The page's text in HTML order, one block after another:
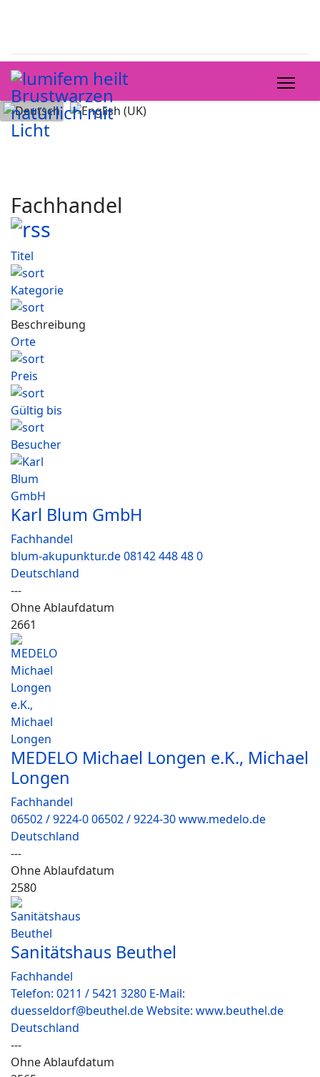
Sprache auswählen
Fachhandel
Titel
Kategorie
Beschreibung
Orte
Preis
Gültig bis
Besucher
Karl Blum GmbH
Fachhandel
blum-akupunktur.de 08142 448 48 0
Deutschland
---
Ohne Ablaufdatum
2661
MEDELO Michael Longen e.K., Michael
Longen
Fachhandel
06502 / 9224-0 06502 / 9224-30 www.medelo.de
Deutschland
---
Ohne Ablaufdatum
2580
Sanitätshaus Beuthel
Fachhandel
Telefon: 0211 / 5421 3280 E-Mail:
duesseldorf@beuthel.de Website: www.beuthel.de
Deutschland
---
Ohne Ablaufdatum